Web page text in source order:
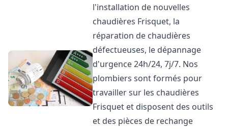
l'installation de nouvelles
chaudières Frisquet, la
réparation de chaudières
défectueuses, le dépannage
d'urgence 24h/24, 7j/7. Nos
plombiers sont formés pour
travailler sur les chaudières
Frisquet et disposent des outils
et des pièces de rechange